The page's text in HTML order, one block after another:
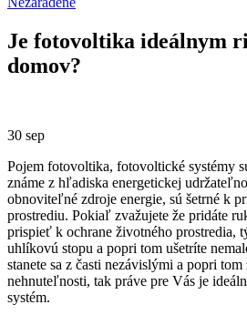
Je fotovoltika ideálnym
domov?
30 sep
Pojem fotovoltika, fotovoltické systémy
známe z hľadiska energetickej
obnoviteľné zdroje energie, sú šetrné k
prostrediu. Pokiaľ zvažujete že pridáte
prispieť k ochrane životného prostredia,
uhlíkovú stopu a popri tom ušetríte
stanete sa z časti nezávislými a popri
nehnuteľnosti, tak práve pre Vás je
systém.